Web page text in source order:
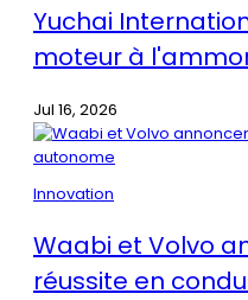
Yuchai
moteur à
Jul 16, 2026
Innovation
Waabi et Volvo
réussite en